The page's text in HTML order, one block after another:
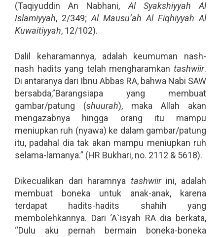
(Taqiyuddin An Nabhani, Al Syakshiyyah Al
Islamiyyah, 2/349; Al Mausu’ah Al Fiqhiyyah Al
Kuwaitiyyah, 12/102).
Dalil keharamannya, adalah keumuman nash-
nash hadits yang telah mengharamkan tashwiir.
Di antaranya dari Ibnu Abbas RA, bahwa Nabi SAW
bersabda,”Barangsiapa yang membuat
gambar/patung (shuurah), maka Allah akan
mengazabnya hingga orang itu mampu
meniupkan ruh (nyawa) ke dalam gambar/patung
itu, padahal dia tak akan mampu meniupkan ruh
selama-lamanya.” (HR Bukhari, no. 2112 & 5618).
Dikecualikan dari haramnya tashwiirini, adalah
membuat boneka untuk anak-anak, karena
terdapat hadits-hadits shahih yang
membolehkannya. Dari ‘A`isyah RA dia berkata,
“Dulu aku pernah bermain boneka-boneka